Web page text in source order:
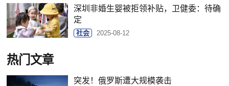
深圳非婚生婴被拒领补贴，卫健委：待确
定
社会 2025-08-12
热门文章
突发！俄罗斯遭大规模袭击